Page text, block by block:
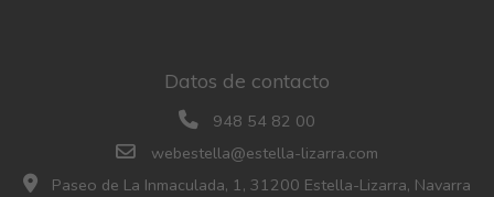
Datos de contacto
948 54 82 00
webestella@estella-lizarra.com
Paseo de La Inmaculada, 1, 31200 Estella-Lizarra, Navarra